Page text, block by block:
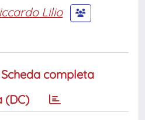
Lilio
Scheda completa
(DC)